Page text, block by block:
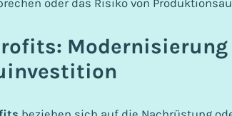
oder das Risiko von
Modernisierung